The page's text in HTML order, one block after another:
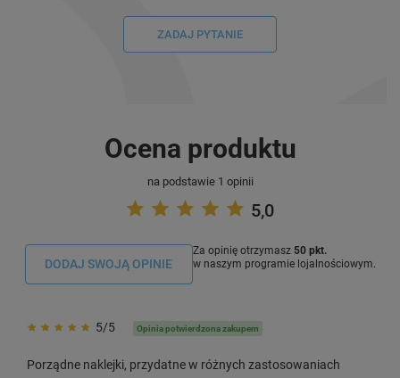
ZADAJ PYTANIE
Ocena produktu
na podstawie 1 opinii
5,0
DODAJ SWOJĄ OPINIE
Za opinię otrzymasz 50 pkt.
w naszym programie lojalnościowym.
5/5 Opinia potwierdzona zakupem
Porządne naklejki, przydatne w różnych zastosowaniach